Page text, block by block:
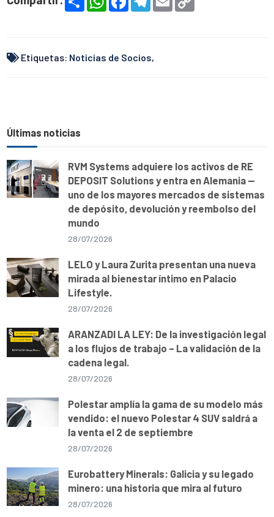
h
h
p
o
e
a
m
m
Etiquetas: Noticias de Socios,
Últimas noticias
RVM Systems adquiere los activos de RE
DEPOSIT Solutions y entra en Alemania —
uno de los mayores mercados de sistemas
de depósito, devolución y reembolso del
mundo
28/07/2026
LELO y Laura Zurita presentan una nueva
mirada al bienestar íntimo en Palacio
Lifestyle.
28/07/2026
ARANZADI LA LEY: De la investigación legal
a los flujos de trabajo – La validación de la
cadena legal.
28/07/2026
Polestar amplía la gama de su modelo más
vendido: el nuevo Polestar 4 SUV saldrá a
la venta el 2 de septiembre
28/07/2026
Eurobattery Minerals: Galicia y su legado
minero: una historia que mira al futuro
28/07/2026